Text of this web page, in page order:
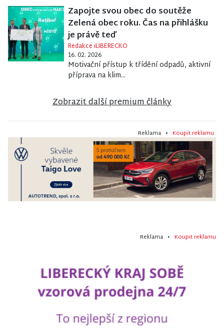
Zapojte svou obec do soutěže
Zelená obec roku. Čas na přihlášku
je právě teď
Redakce iLIBERECKO
16. 02. 2026
Motivační přístup k třídění odpadů, aktivní
příprava na klim...
Zobrazit další premium články
Reklama • Koupit reklamu
Reklama • Koupit reklamu